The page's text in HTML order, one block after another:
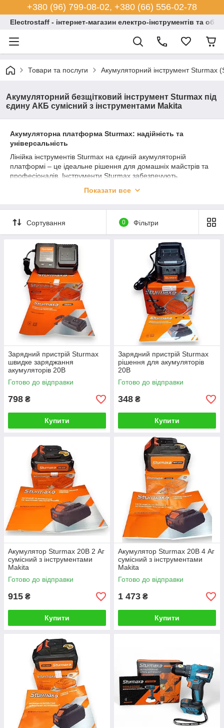
+380 (96) 799-08-02, +380 (66) 556-02-78
Electrostaff - інтернет-магазин електро-інструментів та
Товари та послуги Акумуляторний інструмент Sturmax
Акумуляторний безщітковий інструмент Sturmax під
єдину АКБ сумісний з інструментами Makita
Акумуляторна платформа Sturmax: надійність та
універсальність
Лінійка інструментів Sturmax на єдиній акумуляторній
платформі – це ідеальне рішення для домашніх майстрів та
професіоналів. Інструменти Sturmax забезпечують
простоту використання разом із замінними акумуляторами.
Показати все
Сортування 0 Фільтри
Зарядний пристрій Sturmax
швидке заряджання
акумуляторів 20В
Готово до відправки
798 ₴
Купити
Зарядний пристрій Sturmax
рішення для акумуляторів
20В
Готово до відправки
348 ₴
Купити
Акумулятор Sturmax 20В 2 Аг
сумісний з інструментами
Makita
Готово до відправки
915 ₴
Купити
Акумулятор Sturmax 20В 4 Аг
сумісний з інструментами
Makita
Готово до відправки
1 473 ₴
Купити